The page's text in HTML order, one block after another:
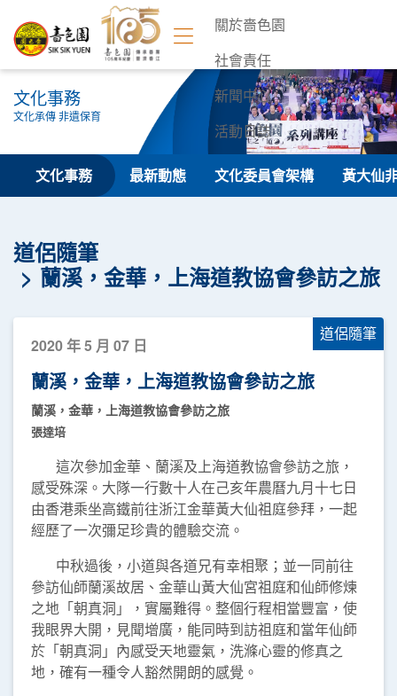
關於嗇色園
社會責任
新聞中心
活動日誌
聯絡我們
文化事務
文化承傳 非遺保育
文化事務 最新動態 文化委員會架構 黃大仙
道侶隨筆
蘭溪，金華，上海道教協會參訪之旅
道侶隨筆
2020 年 5 月 07 日
蘭溪，金華，上海道教協會參訪之旅
蘭溪 ，金華，上海道教協會參訪之旅
張達培
這次參加金華、蘭溪及上海道教協會參訪之旅，
感受殊深。大隊一行數十人在己亥年農曆九月十七日
由香港乘坐高鐵前往浙江金華黃大仙祖庭參拜，一起
經歷了一次彌足珍貴的體驗交流。
中秋過後，小道與各道兄有幸相聚；並一同前往
參訪仙師蘭溪故居、金華山黃大仙宮祖庭和仙師修煉
之地「朝真洞」，實屬難得。整個行程相當豐富，使
我眼界大開，見聞增廣，能同時到訪祖庭和當年仙師
於「朝真洞」內感受天地靈氣，洗滌心靈的修真之
地，確有一種令人豁然開朗的感覺。